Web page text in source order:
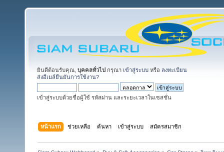
ยินดีต้อนรับคุณ, บุคคลทั่วไป กรุณา เข้าสู่ระบบ หรือ ลงทะเบียน
ส่งอีเมล์ยืนยันการใช้งาน?
เข้าสู่ระบบด้วยชื่อผู้ใช้ รหัสผ่าน และระยะเวลาในเซสชั่น
หน้าแรก ช่วยเหลือ ค้นหา เข้าสู่ระบบ สมัครสมาชิก